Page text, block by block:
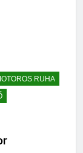
RUHA